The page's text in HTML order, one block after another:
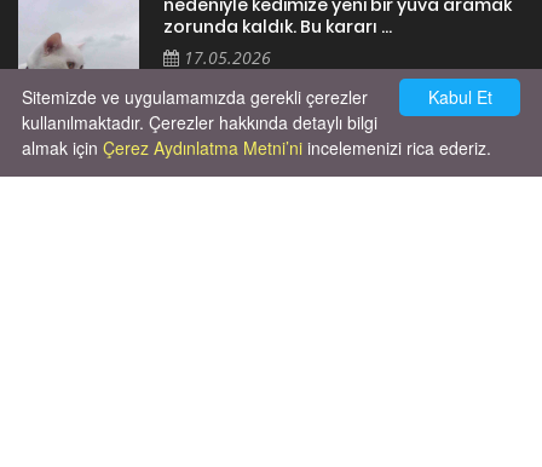
nedeniyle kedimize yeni bir yuva aramak
zorunda kaldık. Bu kararı ...
17.05.2026
Kabul Et
Sitemizde ve uygulamamızda gerekli çerezler
kullanılmaktadır. Çerezler hakkında detaylı bilgi
almak için Çerez Aydınlatma Metni’ni incelemenizi rica ederiz.